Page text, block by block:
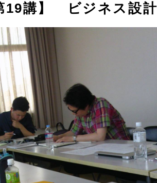
19講】 ビジネス設